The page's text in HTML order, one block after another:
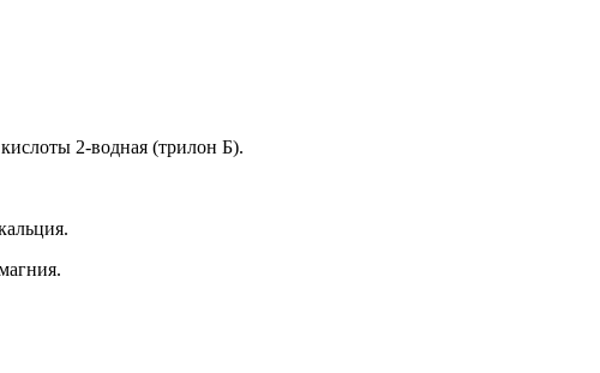
2-водная (трилон Б).